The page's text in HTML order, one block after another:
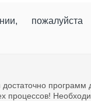
программ
процессов!